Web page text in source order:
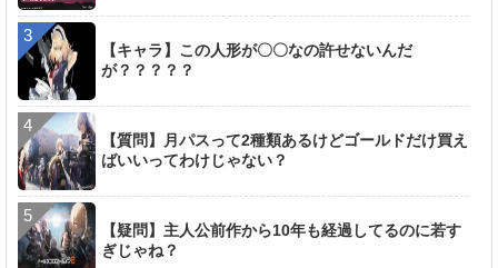
【キャラ】この人形が〇〇なの許せないんだ
が？？？？？
【質問】月パスって2種類あるけどゴールドだけ買え
ばいいってわけじゃない？
【疑問】主人公前作から10年も経過してるのに若す
ぎじゃね？